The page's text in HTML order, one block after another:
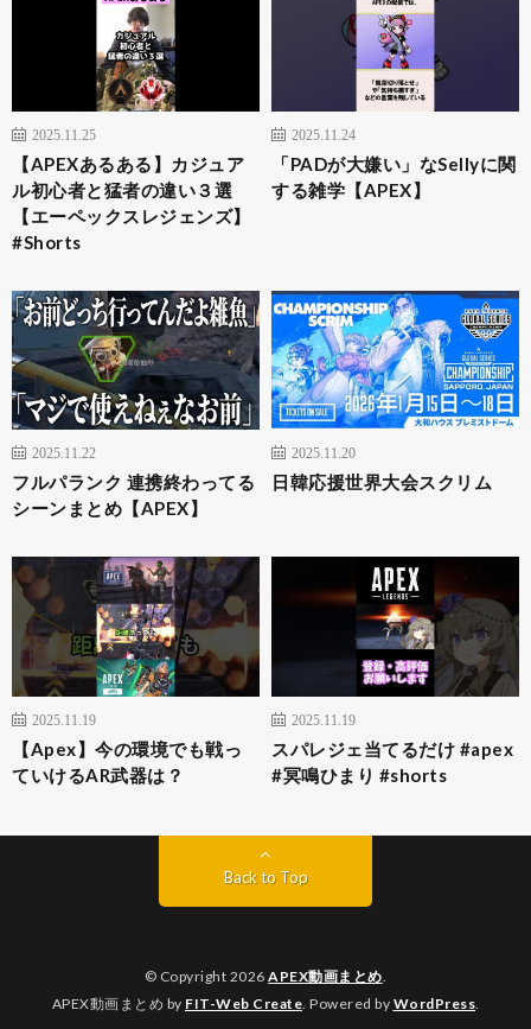
2025.11.25
【APEXあるある】カジュア
ル初心者と猛者の違い３選
【エーペックスレジェンズ】
#Shorts
2025.11.24
「PADが大嫌い」なSellyに関
する雑学【APEX】
2025.11.22
フルパランク 連携終わってる
シーンまとめ【APEX】
2025.11.20
日韓応援世界大会スクリム
2025.11.19
【Apex】今の環境でも戦っ
ていけるAR武器は？
2025.11.19
スパレジェ当てるだけ #apex
#冥鳴ひまり #shorts
Back to Top
© Copyright 2026APEX動画まとめ
APEX動画まとめ by FIT-Web Create . Powered by WordPress